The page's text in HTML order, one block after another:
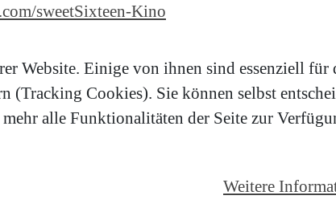
sweetSixteen-Kino
Website. Einige von ihnen sind essenziell
(Tracking Cookies). Sie können selbst
alle Funktionalitäten der Seite zur
Weitere